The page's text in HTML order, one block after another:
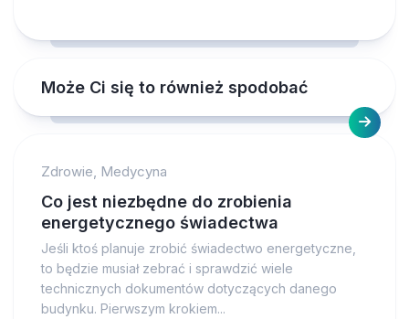
Może Ci się to również spodobać
Zdrowie, Medycyna
Co jest niezbędne do zrobienia
energetycznego świadectwa
Jeśli ktoś planuje zrobić świadectwo energetyczne,
to będzie musiał zebrać i sprawdzić wiele
technicznych dokumentów dotyczących danego
budynku. Pierwszym krokiem...